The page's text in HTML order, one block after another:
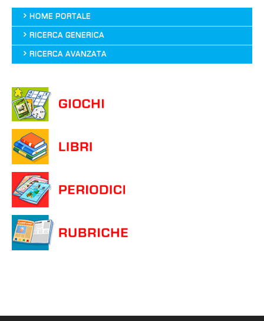
HOME PORTALE
RICERCA GENERICA
RICERCA AVANZATA